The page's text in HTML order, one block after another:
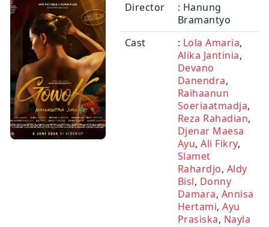
Director
: Hanung
Bramantyo
Cast
: Lola Amaria,
Alika Jantinia,
Devano
Danendra,
Raihaanun
Soeriaatmadja,
Reza Rahadian,
Djenar Maesa
Ayu, Ali Fikry,
Slamet
Rahardjo, Aldy
Bisl, Donny
Damara, Annisa
Hertami, Ayu
Prasiska, Nayla